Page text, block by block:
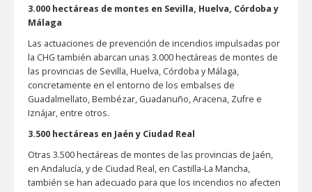
3.000 hectáreas de montes en Sevilla, Huelva, Córdoba y
Málaga
Las actuaciones de prevención de incendios impulsadas por
la CHG también abarcan unas 3.000 hectáreas de montes de
las provincias de Sevilla, Huelva, Córdoba y Málaga,
concretamente en el entorno de los embalses de
Guadalmellato, Bembézar, Guadanuño, Aracena, Zufre e
Iznájar, entre otros.
3.500 hectáreas en Jaén y Ciudad Real
Otras 3.500 hectáreas de montes de las provincias de Jaén,
en Andalucía, y de Ciudad Real, en Castilla-La Mancha,
también se han adecuado para que los incendios no afecten